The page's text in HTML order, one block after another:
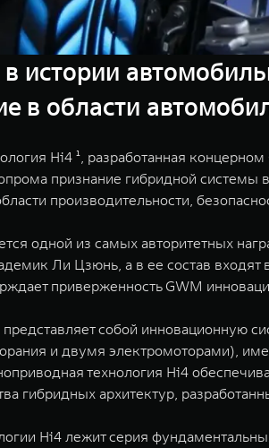
истории
в области
Hi4 ¹, разработанная
признание гибридной
производительности,
одной из самых авторитетных
Ли Цзюнь, а в ее состав
приверженность GWM
собой инновационную
и двумя электромоторами),
технология Hi4
гибридных архитектур,
Hi4 лежит серия